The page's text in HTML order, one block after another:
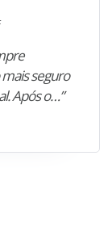
seguro
Após o…”